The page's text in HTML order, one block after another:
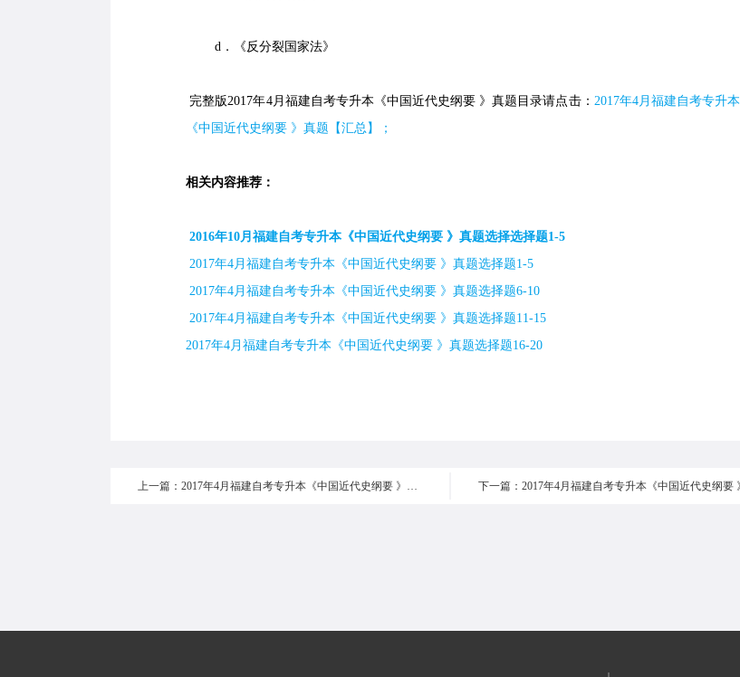
d．《反分裂国家法》
完整版2017年4月福建自考专升本《中国近代史纲要 》真题目录请点击： 2017年4月福建自考专升本
《中国近代史纲要 》真题【汇总】；
相关内容推荐：
2016年10月福建自考专升本《中国近代史纲要 》真题选择选择题1-5
2017年4月福建自考专升本《中国近代史纲要 》真题选择题1-5
2017年4月福建自考专升本《中国近代史纲要 》真题选择题6-10
2017年4月福建自考专升本《中国近代史纲要 》真题选择题11-15
2017年4月福建自考专升本《中国近代史纲要 》真题选择题16-20
上一篇：2017年4月福建自考专升本《中国近代史纲要 》真题选择题16-20